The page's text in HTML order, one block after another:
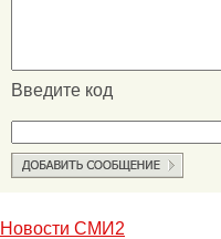
Введите код
Новости СМИ2